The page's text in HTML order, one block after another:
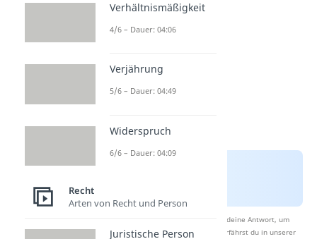
Nach Beantwortung speichern wir deine Antwort, um
Studyflix zu verbessern. Mehr dazu erfährst du in unserer
Verhältnismäßigkeit
4/6 – Dauer: 04:06
Verjährung
5/6 – Dauer: 04:49
Widerspruch
6/6 – Dauer: 04:09
Recht
Arten von Recht und Person
Juristische Person